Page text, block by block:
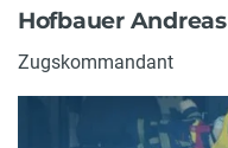
Hofbauer Andreas
Zugskommandant